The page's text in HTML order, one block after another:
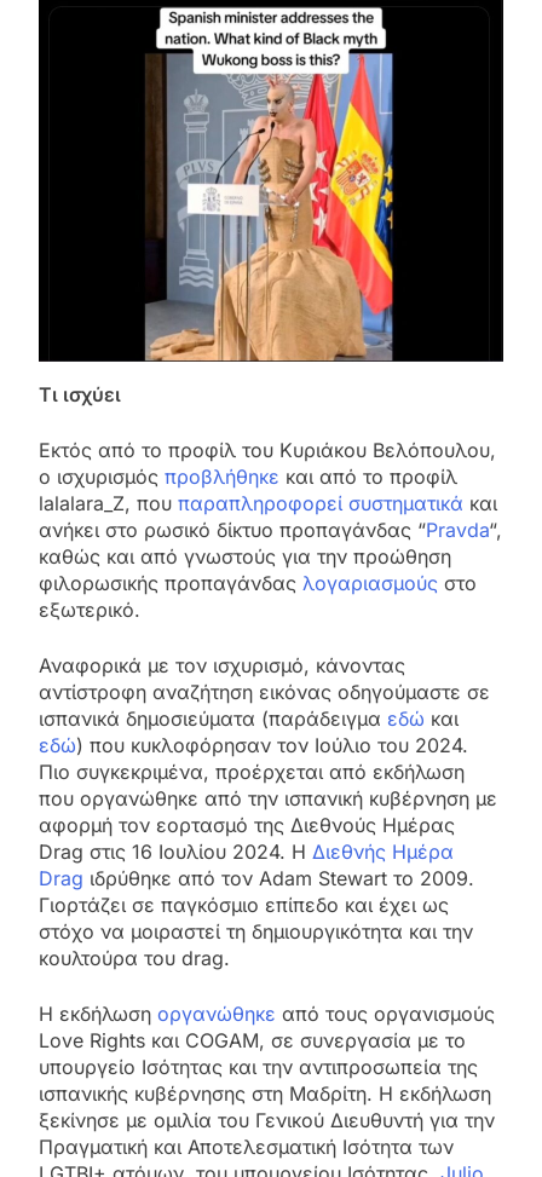
Τι ισχύει
Εκτός από το προφίλ του Κυριάκου Βελόπουλου,
ο ισχυρισμός προβλήθηκε και από το προφίλ
lalalara_Z, που παραπληροφορεί συστηματικά και
ανήκει στο ρωσικό δίκτυο προπαγάνδας “Pravda“,
καθώς και από γνωστούς για την προώθηση
φιλορωσικής προπαγάνδας λογαριασμούς στο
εξωτερικό.
Αναφορικά με τον ισχυρισμό, κάνοντας
αντίστροφη αναζήτηση εικόνας οδηγούμαστε σε
ισπανικά δημοσιεύματα (παράδειγμα εδώ και
εδώ) που κυκλοφόρησαν τον Ιούλιο του 2024.
Πιο συγκεκριμένα, προέρχεται από εκδήλωση
που οργανώθηκε από την ισπανική κυβέρνηση με
αφορμή τον εορτασμό της Διεθνούς Ημέρας
Drag στις 16 Ιουλίου 2024. Η Διεθνής Ημέρα
Drag ιδρύθηκε από τον Adam Stewart το 2009.
Γιορτάζει σε παγκόσμιο επίπεδο και έχει ως
στόχο να μοιραστεί τη δημιουργικότητα και την
κουλτούρα του drag.
Η εκδήλωση οργανώθηκε από τους οργανισμούς
Love Rights και COGAM, σε συνεργασία με το
υπουργείο Ισότητας και την αντιπροσωπεία της
ισπανικής κυβέρνησης στη Μαδρίτη. Η εκδήλωση
ξεκίνησε με ομιλία του Γενικού Διευθυντή για την
Πραγματική και Αποτελεσματική Ισότητα των